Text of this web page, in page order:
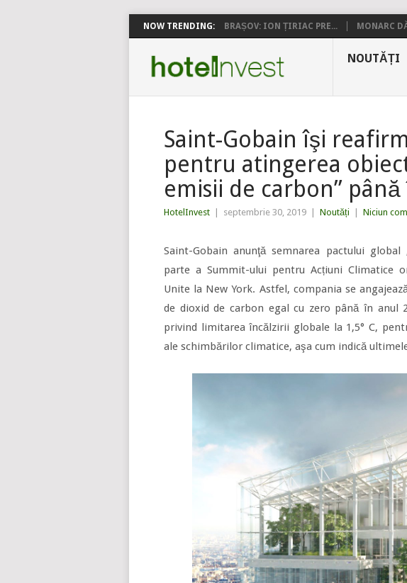
NOW TRENDING: BRAȘOV: ION ȚIRIAC PRE... MONARC
NOUTĂȚI
Saint-Gobain îşi
pentru atingerea
emisii de carbon”
HotelInvest septembrie 30, 2019 Noutăți Niciun
Saint-Gobain anunţă semnarea pactului global
parte a Summit-ului pentru Acțiuni Climatice
Unite la New York. Astfel, compania se
de dioxid de carbon egal cu zero până în anul
privind limitarea încălzirii globale la 1,5° C,
ale schimbărilor climatice, aşa cum indică